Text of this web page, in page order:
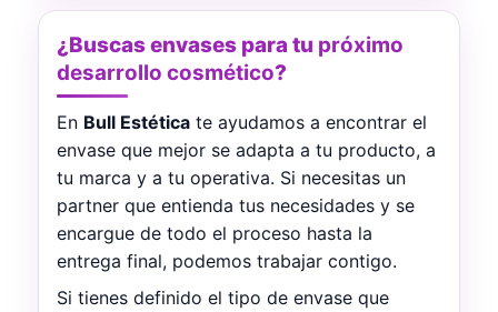
¿Buscas envases para tu próximo
desarrollo cosmético?
En Bull Estética te ayudamos a encontrar el
envase que mejor se adapta a tu producto, a
tu marca y a tu operativa. Si necesitas un
partner que entienda tus necesidades y se
encargue de todo el proceso hasta la
entrega final, podemos trabajar contigo.
Si tienes definido el tipo de envase que